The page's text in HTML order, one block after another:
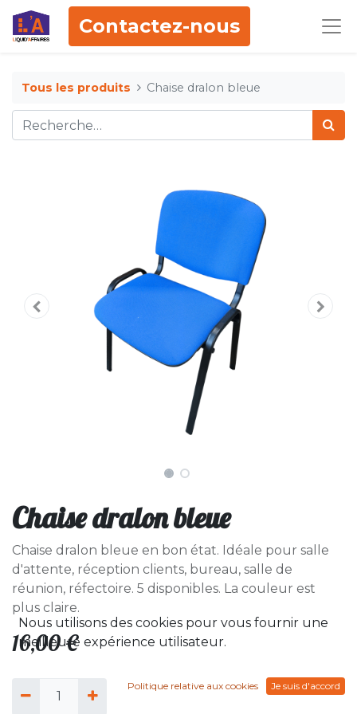
Contactez-nous
Tous les produits Chaise dralon bleue
Chaise dralon bleue
Chaise dralon bleue en bon état. Idéale pour salle
d'attente, réception clients, bureau, salle de
réunion, réfectoire. 5 disponibles. La couleur est
plus claire.
16,00€
Nous utilisons des cookies pour vous fournir une
meilleure expérience utilisateur.
Politique relative aux cookies Je suis d'accord